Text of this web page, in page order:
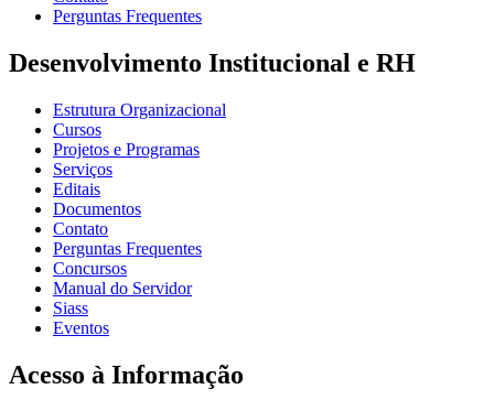
Perguntas Frequentes
Desenvolvimento Institucional e RH
Estrutura Organizacional
Cursos
Projetos e Programas
Serviços
Editais
Documentos
Contato
Perguntas Frequentes
Concursos
Manual do Servidor
Siass
Eventos
Acesso à Informação